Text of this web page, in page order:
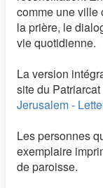
comme une ville
la prière, le
vie quotidienne.
La version
site du Patriarcat
Jerusalem -
Les personnes
exemplaire
de paroisse.